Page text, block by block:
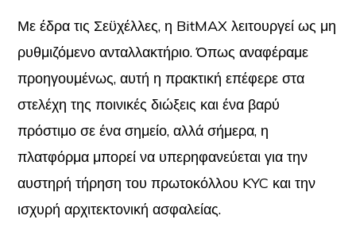
Με έδρα τις Σεϋχέλλες, η BitMAX λειτουργεί ως μη
ρυθμιζόμενο ανταλλακτήριο. Όπως αναφέραμε
προηγουμένως, αυτή η πρακτική επέφερε στα
στελέχη της ποινικές διώξεις και ένα βαρύ
πρόστιμο σε ένα σημείο, αλλά σήμερα, η
πλατφόρμα μπορεί να υπερηφανεύεται για την
αυστηρή τήρηση του πρωτοκόλλου KYC και την
ισχυρή αρχιτεκτονική ασφαλείας.